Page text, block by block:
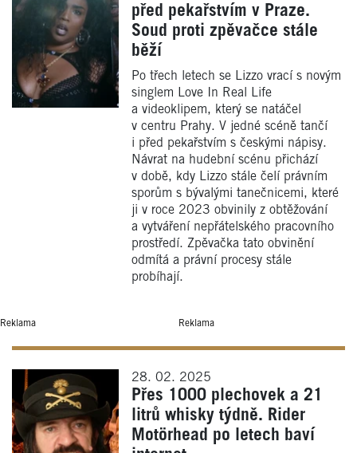
před pekařstvím v Praze.
Soud proti zpěvačce stále
běží
Po třech letech se Lizzo vrací s novým
singlem Love In Real Life
a videoklipem, který se natáčel
v centru Prahy. V jedné scéně tančí
i před pekařstvím s českými nápisy.
Návrat na hudební scénu přichází
v době, kdy Lizzo stále čelí právním
sporům s bývalými tanečnicemi, které
ji v roce 2023 obvinily z obtěžování
a vytváření nepřátelského pracovního
prostředí. Zpěvačka tato obvinění
odmítá a právní procesy stále
probíhají.
Reklama Reklama
28. 02. 2025
Přes 1000 plechovek a 21
litrů whisky týdně. Rider
Motörhead po letech baví